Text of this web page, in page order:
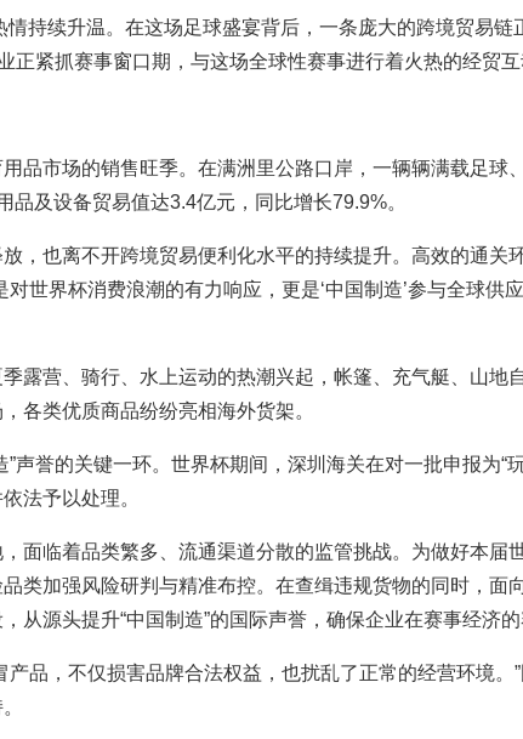
持续升温。在这场足球盛宴背后，一条庞大的跨境贸易
正紧抓赛事窗口期，与这场全球性赛事进行着火热的经贸互
品市场的销售旺季。在满洲里公路口岸，一辆辆满载足球
及设备贸易值达3.4亿元，同比增长79.9%。
，也离不开跨境贸易便利化水平的持续提升。高效的通关
世界杯消费浪潮的有力响应，更是‘中国制造’参与全球供
露营、骑行、水上运动的热潮兴起，帐篷、充气艇、山地
各类优质商品纷纷亮相海外货架。
声誉的关键一环。世界杯期间，深圳海关在对一批申报为“
法予以处理。
面临着品类繁多、流通渠道分散的监管挑战。为做好本届
类加强风险研判与精准布控。在查缉违规货物的同时，面
从源头提升“中国制造”的国际声誉，确保企业在赛事经济的
品，不仅损害品牌合法权益，也扰乱了正常的经营环境。